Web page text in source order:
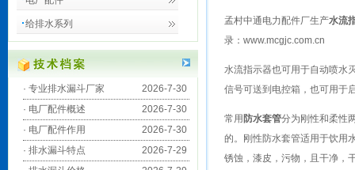
给排水系列
· 专业排水漏斗厂家
2026-7-30
· 电厂配件概述
2026-7-30
· 电厂配件作用
2026-7-30
· 排水漏斗特点
2026-7-29
孟村中通电力配件厂生产水流
录： www.mcgjc.com.cn
水流指示器也可用于自动喷水
信号可送到电控箱，也可用于
常用 防水套管分为刚性和柔性
的。刚性防水套管适用于饮用
锈蚀，漆皮，污物，且干净，